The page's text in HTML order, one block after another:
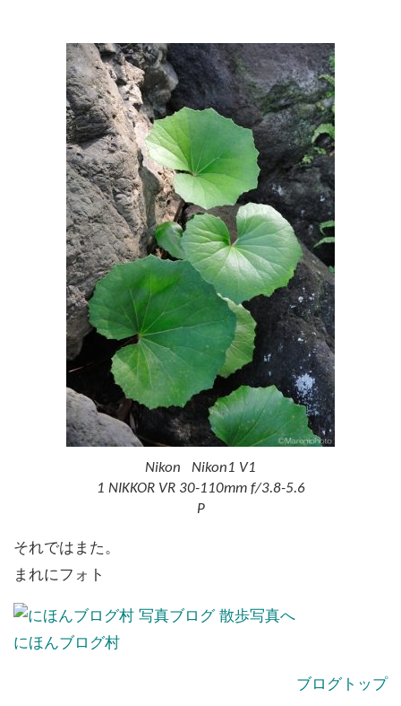
Nikon Nikon1 V1
1 NIKKOR VR 30-110mm f/3.8-5.6
P
それではまた。
まれにフォト
にほんブログ村
ブログトップ